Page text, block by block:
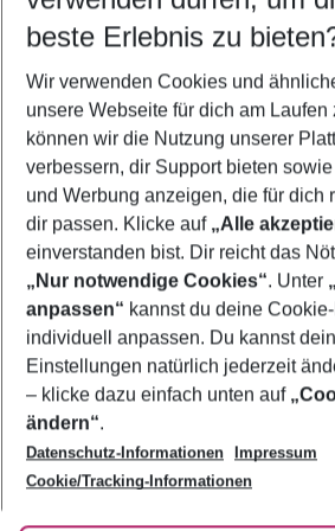
5-8 Nächte
2 Erwachsene Keine Kinder
Mehr Filter
Footer
Footer navigation
Über uns
AGB
Bestpreisgarantie
Cookie-Einstellungen ändern
Cookie-Richtlinie
Agenturbetreuung
Barrierefreies Reisen
Folge uns
beste Erlebnis zu
Wir verwenden Cookies und
unsere Webseite für dich am Laufen
können wir die Nutzung unserer
verbessern, dir Support bieten
und Werbung anzeigen, die für dich
dir passen. Klicke auf „Alle
einverstanden bist. Dir reicht das
„Nur notwendige Cookies“. Unter
anpassen“ kannst du deine
individuell anpassen. Du kannst
Einstellungen natürlich jederzeit
– klicke dazu einfach unten auf
ändern“.
Datenschutz-Informationen
Impressum
Cookie/Tracking-Informationen